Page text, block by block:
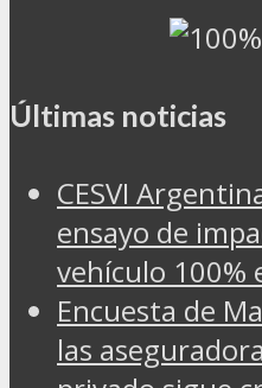
Últimas noticias
CESVI
ensayo de
vehículo 100%
Encuesta de
las